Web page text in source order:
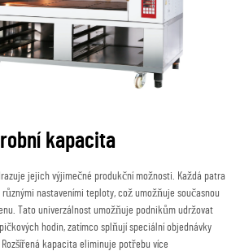
kapacita
jejich výjimečné produkční možnosti. Každá patra
nastaveními teploty, což umožňuje současnou
Tato univerzálnost umožňuje podnikům udržovat
hodin, zatímco splňují speciální objednávky
kapacita eliminuje potřebu více